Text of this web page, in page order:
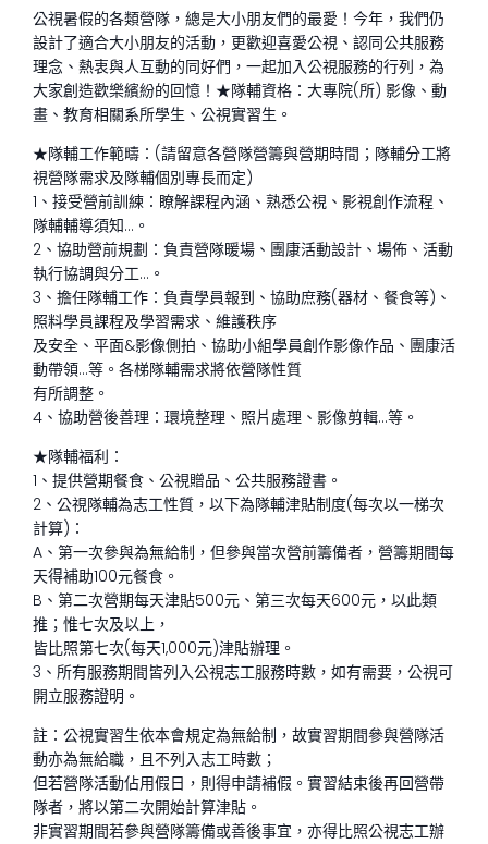
公視暑假的各類營隊，總是大小朋友們的最愛！今年，我們仍
設計了適合大小朋友的活動，更歡迎喜愛公視、認同公共服務
理念、熱衷與人互動的同好們，一起加入公視服務的行列，為
大家創造歡樂繽紛的回憶！★隊輔資格：大專院(所) 影像、動
畫、教育相關系所學生、公視實習生。
★隊輔工作範疇：(請留意各營隊營籌與營期時間；隊輔分工將
視營隊需求及隊輔個別專長而定)
1、接受營前訓練：瞭解課程內涵、熟悉公視、影視創作流程、
隊輔輔導須知…。
2、協助營前規劃：負責營隊暖場、團康活動設計、場佈、活動
執行協調與分工…。
3、擔任隊輔工作：負責學員報到、協助庶務(器材、餐食等)、
照料學員課程及學習需求、維護秩序
及安全、平面&影像側拍、協助小組學員創作影像作品、團康活
動帶領…等。各梯隊輔需求將依營隊性質
有所調整。
4、協助營後善理：環境整理、照片處理、影像剪輯…等。
★隊輔福利：
1、提供營期餐食、公視贈品、公共服務證書。
2、公視隊輔為志工性質，以下為隊輔津貼制度(每次以一梯次
計算)：
A、第一次參與為無給制，但參與當次營前籌備者，營籌期間每
天得補助100元餐食。
B、第二次營期每天津貼500元、第三次每天600元，以此類
推；惟七次及以上，
皆比照第七次(每天1,000元)津貼辦理。
3、所有服務期間皆列入公視志工服務時數，如有需要，公視可
開立服務證明。
註：公視實習生依本會規定為無給制，故實習期間參與營隊活
動亦為無給職，且不列入志工時數；
但若營隊活動佔用假日，則得申請補假。實習結束後再回營帶
隊者，將以第二次開始計算津貼。
非實習期間若參與營隊籌備或善後事宜，亦得比照公視志工辦